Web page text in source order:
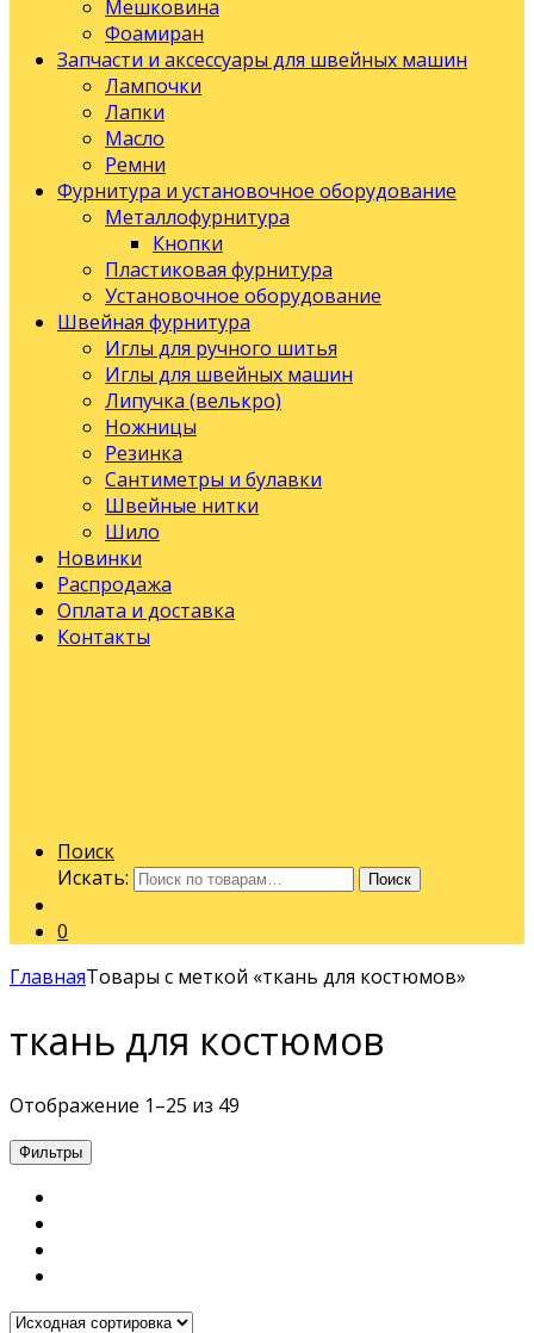
Мешковина
Фоамиран
Запчасти и аксессуары для швейных машин
Лампочки
Лапки
Масло
Ремни
Фурнитура и установочное оборудование
Металлофурнитура
Кнопки
Пластиковая фурнитура
Установочное оборудование
Швейная фурнитура
Иглы для ручного шитья
Иглы для швейных машин
Липучка (велькро)
Ножницы
Резинка
Сантиметры и булавки
Швейные нитки
Шило
Новинки
Распродажа
Оплата и доставка
Контакты
Поиск
Искать:
Поиск
0
ГлавнаяТовары с меткой «ткань для костюмов»
ткань для костюмов
Отображение 1–25 из 49
Фильтры